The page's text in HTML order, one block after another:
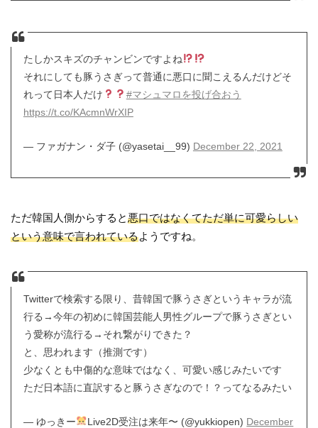
たしかスキズのチャンビンですよね
それにしても豚うさぎって普通に悪口に聞こえるんだけどそ
れって日本人だけ
#マシュマロを投げ合おう
https://t.co/KAcmnWrXIP
— ファガナン・ダ子 (@yasetai__99) December 22, 2021
ただ韓国人側からすると悪口ではなくてただ単に可愛らしい
という意味で言われているようですね。
Twitterで検索する限り、昔韓国で豚うさぎというキャラが流
行る→今年の初めに韓国芸能人男性グループで豚うさぎとい
う愛称が流行る→それ繋がりできた？
と、思われます（推測です）
少なくとも中傷的な意味ではなく、可愛い感じみたいです
ただ日本語に直訳すると豚うさぎなので！？ってなるみたい
— ゆっきー Live2D受注は来年〜 (@yukkiopen) December